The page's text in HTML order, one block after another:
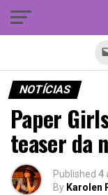
NOTÍCIAS
Paper
teaser da
Published 4
By Karolen